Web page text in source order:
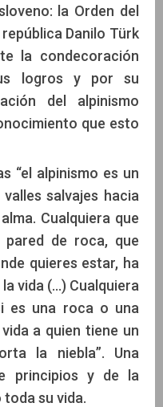
la Orden del
Danilo Türk
la condecoración
logros y por su
del alpinismo
que esto
“el alpinismo es un
salvajes hacia
Cualquiera que
de roca, que
quieres estar, ha
vida (…) Cualquiera
es una roca o una
a quien tiene un
la niebla”. Una
principios y de la
su vida.